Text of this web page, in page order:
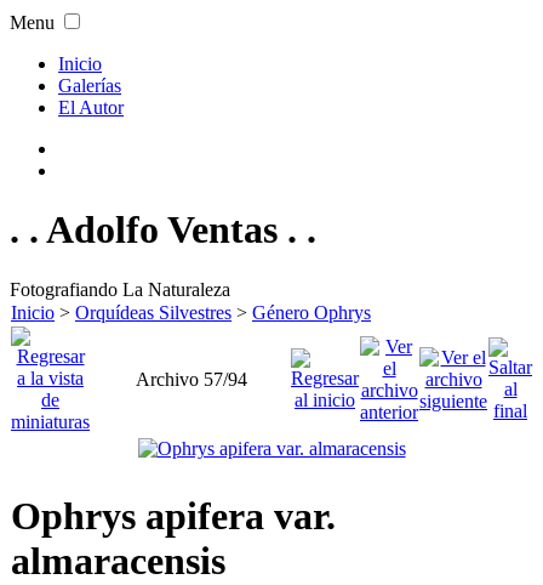
Menu
Inicio
Galerías
El Autor
. . Adolfo Ventas . .
Fotografiando La Naturaleza
Inicio > Orquídeas Silvestres > Género Ophrys
Archivo 57/94
Ophrys apifera var.
almaracensis